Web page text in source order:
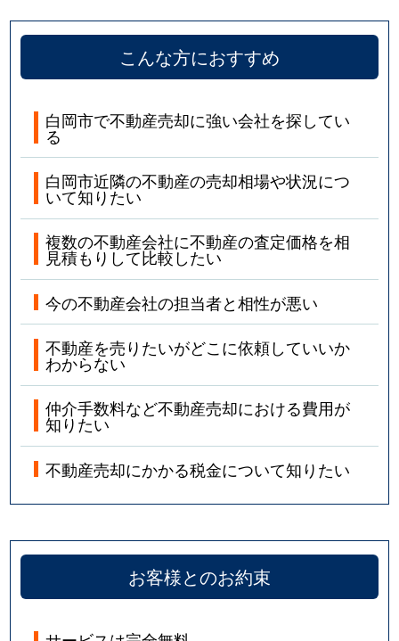
こんな方におすすめ
白岡市で不動産売却に強い会社を探してい
る
白岡市近隣の不動産の売却相場や状況につ
いて知りたい
複数の不動産会社に不動産の査定価格を相
見積もりして比較したい
今の不動産会社の担当者と相性が悪い
不動産を売りたいがどこに依頼していいか
わからない
仲介手数料など不動産売却における費用が
知りたい
不動産売却にかかる税金について知りたい
お客様とのお約束